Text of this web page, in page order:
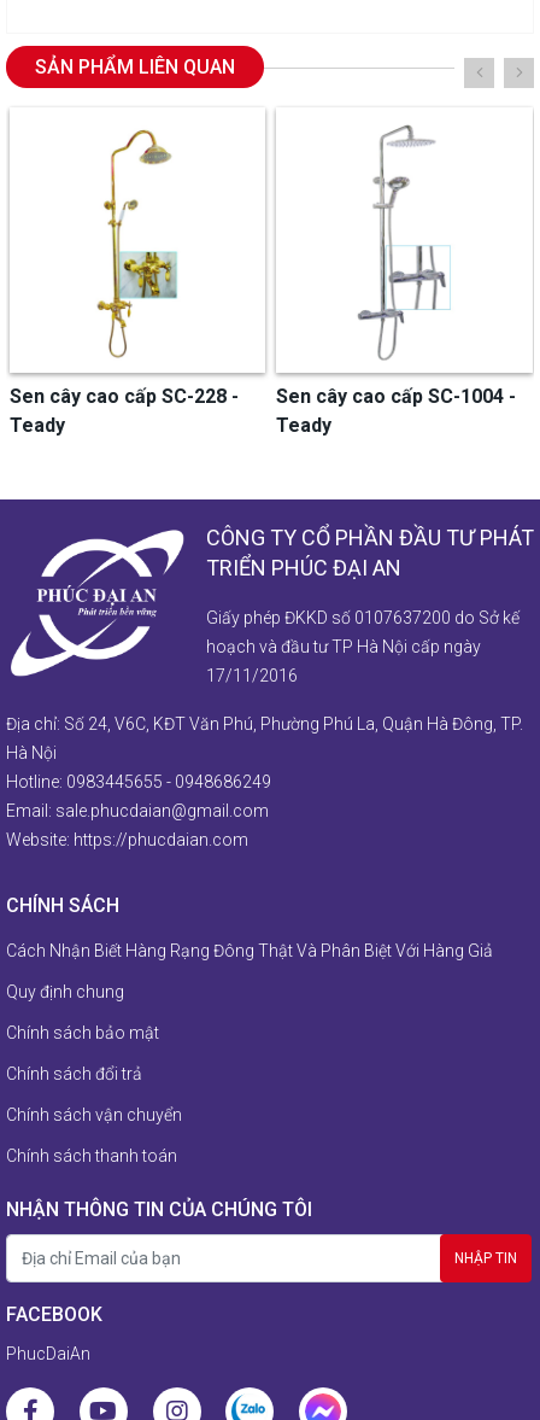
SẢN PHẨM LIÊN QUAN
Sen cây cao cấp SC-228 -
Teady
Sen cây cao cấp SC-1004 -
Teady
CÔNG TY CỔ PHẦN ĐẦU TƯ PHÁT
TRIỂN PHÚC ĐẠI AN
Giấy phép ĐKKD số 0107637200 do Sở kế
hoạch và đầu tư TP Hà Nội cấp ngày
17/11/2016
Địa chỉ: Số 24, V6C, KĐT Văn Phú, Phường Phú La, Quận Hà Đông, TP.
Hà Nội
Hotline: 0983445655 - 0948686249
Email: sale.phucdaian@gmail.com
Website: https://phucdaian.com
CHÍNH SÁCH
Cách Nhận Biết Hàng Rạng Đông Thật Và Phân Biệt Với Hàng Giả
Quy định chung
Chính sách bảo mật
Chính sách đổi trả
Chính sách vận chuyển
Chính sách thanh toán
NHẬN THÔNG TIN CỦA CHÚNG TÔI
FACEBOOK
PhucDaiAn